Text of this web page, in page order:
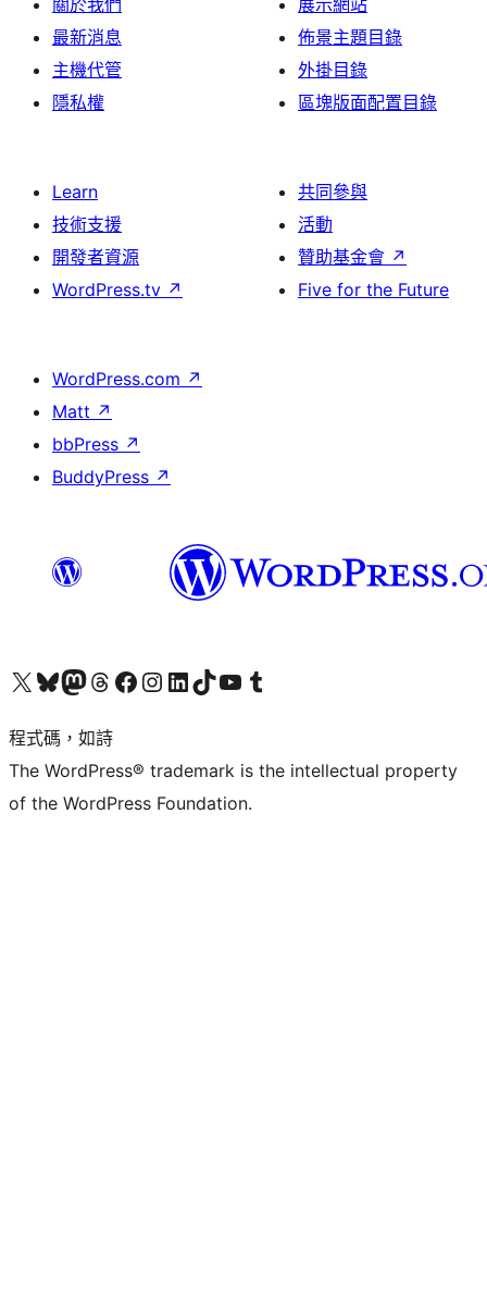
關於我們
最新消息
主機代管
隱私權
展示網站
佈景主題目錄
外掛目錄
區塊版面配置目錄
Learn
技術支援
開發者資源
WordPress.tv ↗
共同參與
活動
贊助基金會 ↗
Five for the Future
WordPress.com ↗
Matt ↗
bbPress ↗
BuddyPress ↗
查看我們的 X (之前的 Twitter) 帳號造訪我們的 Bluesky 帳號造訪我們的 Mastodon 帳號造訪我們的 Threads 帳號 造訪我們的 Facebook 粉絲專頁Visit our Instagram account
Visit our LinkedIn account
造訪我們的 TikTok 帳號Visit our YouTube channel
造訪我們的 Tumblr 帳號
程式碼，如詩
The WordPress® trademark is the intellectual property
of the WordPress Foundation.